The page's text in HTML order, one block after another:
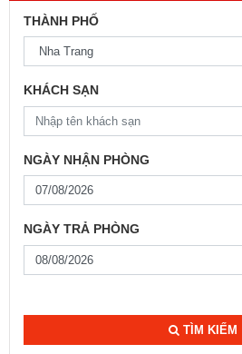
THÀNH PHỐ
KHÁCH SẠN
NGÀY NHẬN PHÒNG
NGÀY TRẢ PHÒNG
TÌM KIẾM